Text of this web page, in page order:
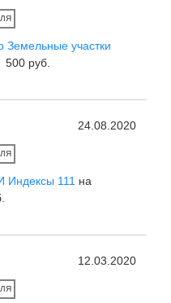
Земельные участки
руб.
24.08.2020
Индексы 111 на
12.03.2020